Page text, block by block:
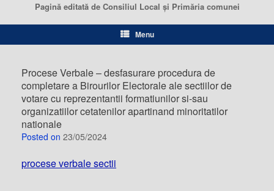
Pagină editată de Consiliul Local şi Primăria comunei
Menu
Procese Verbale – desfasurare procedura de
completare a Birourilor Electorale ale sectiilor de
votare cu reprezentantii formatiunilor si-sau
organizatiilor cetatenilor apartinand minoritatilor
nationale
Posted on 23/05/2024
procese verbale sectii